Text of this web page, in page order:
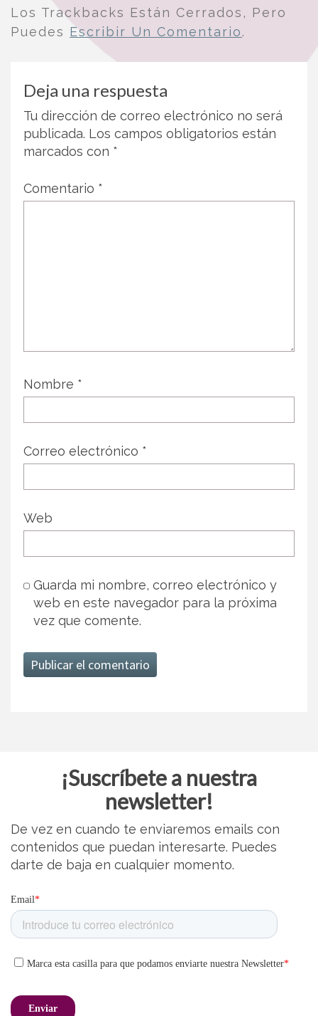
Los Trackbacks Están Cerrados, Pero
Puedes Escribir Un Comentario.
Deja una respuesta
Tu dirección de correo electrónico no será
publicada. Los campos obligatorios están
marcados con *
Comentario *
Nombre *
Correo electrónico *
Web
Guarda mi nombre, correo electrónico y
web en este navegador para la próxima
vez que comente.
¡Suscríbete a nuestra
newsletter!
De vez en cuando te enviaremos emails con
contenidos que puedan interesarte. Puedes
darte de baja en cualquier momento.